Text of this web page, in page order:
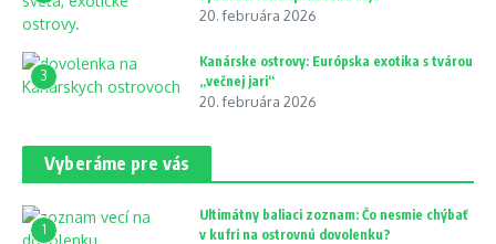
20. februára 2026
3
Kanárske ostrovy: Európska exotika s tvárou
„večnej jari“
20. februára 2026
Vyberáme pre vás
1
Ultimátny baliaci zoznam: Čo nesmie chýbať
v kufri na ostrovnú dovolenku?